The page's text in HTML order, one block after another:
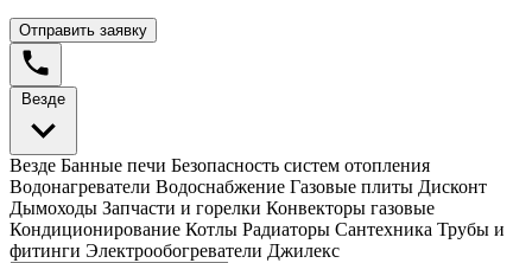
Отправить заявку
Везде
Везде Банные печи Безопасность систем отопления
Водонагреватели Водоснабжение Газовые плиты Дисконт
Дымоходы Запчасти и горелки Конвекторы газовые
Кондиционирование Котлы Радиаторы Сантехника Трубы и
фитинги Электрообогреватели Джилекс